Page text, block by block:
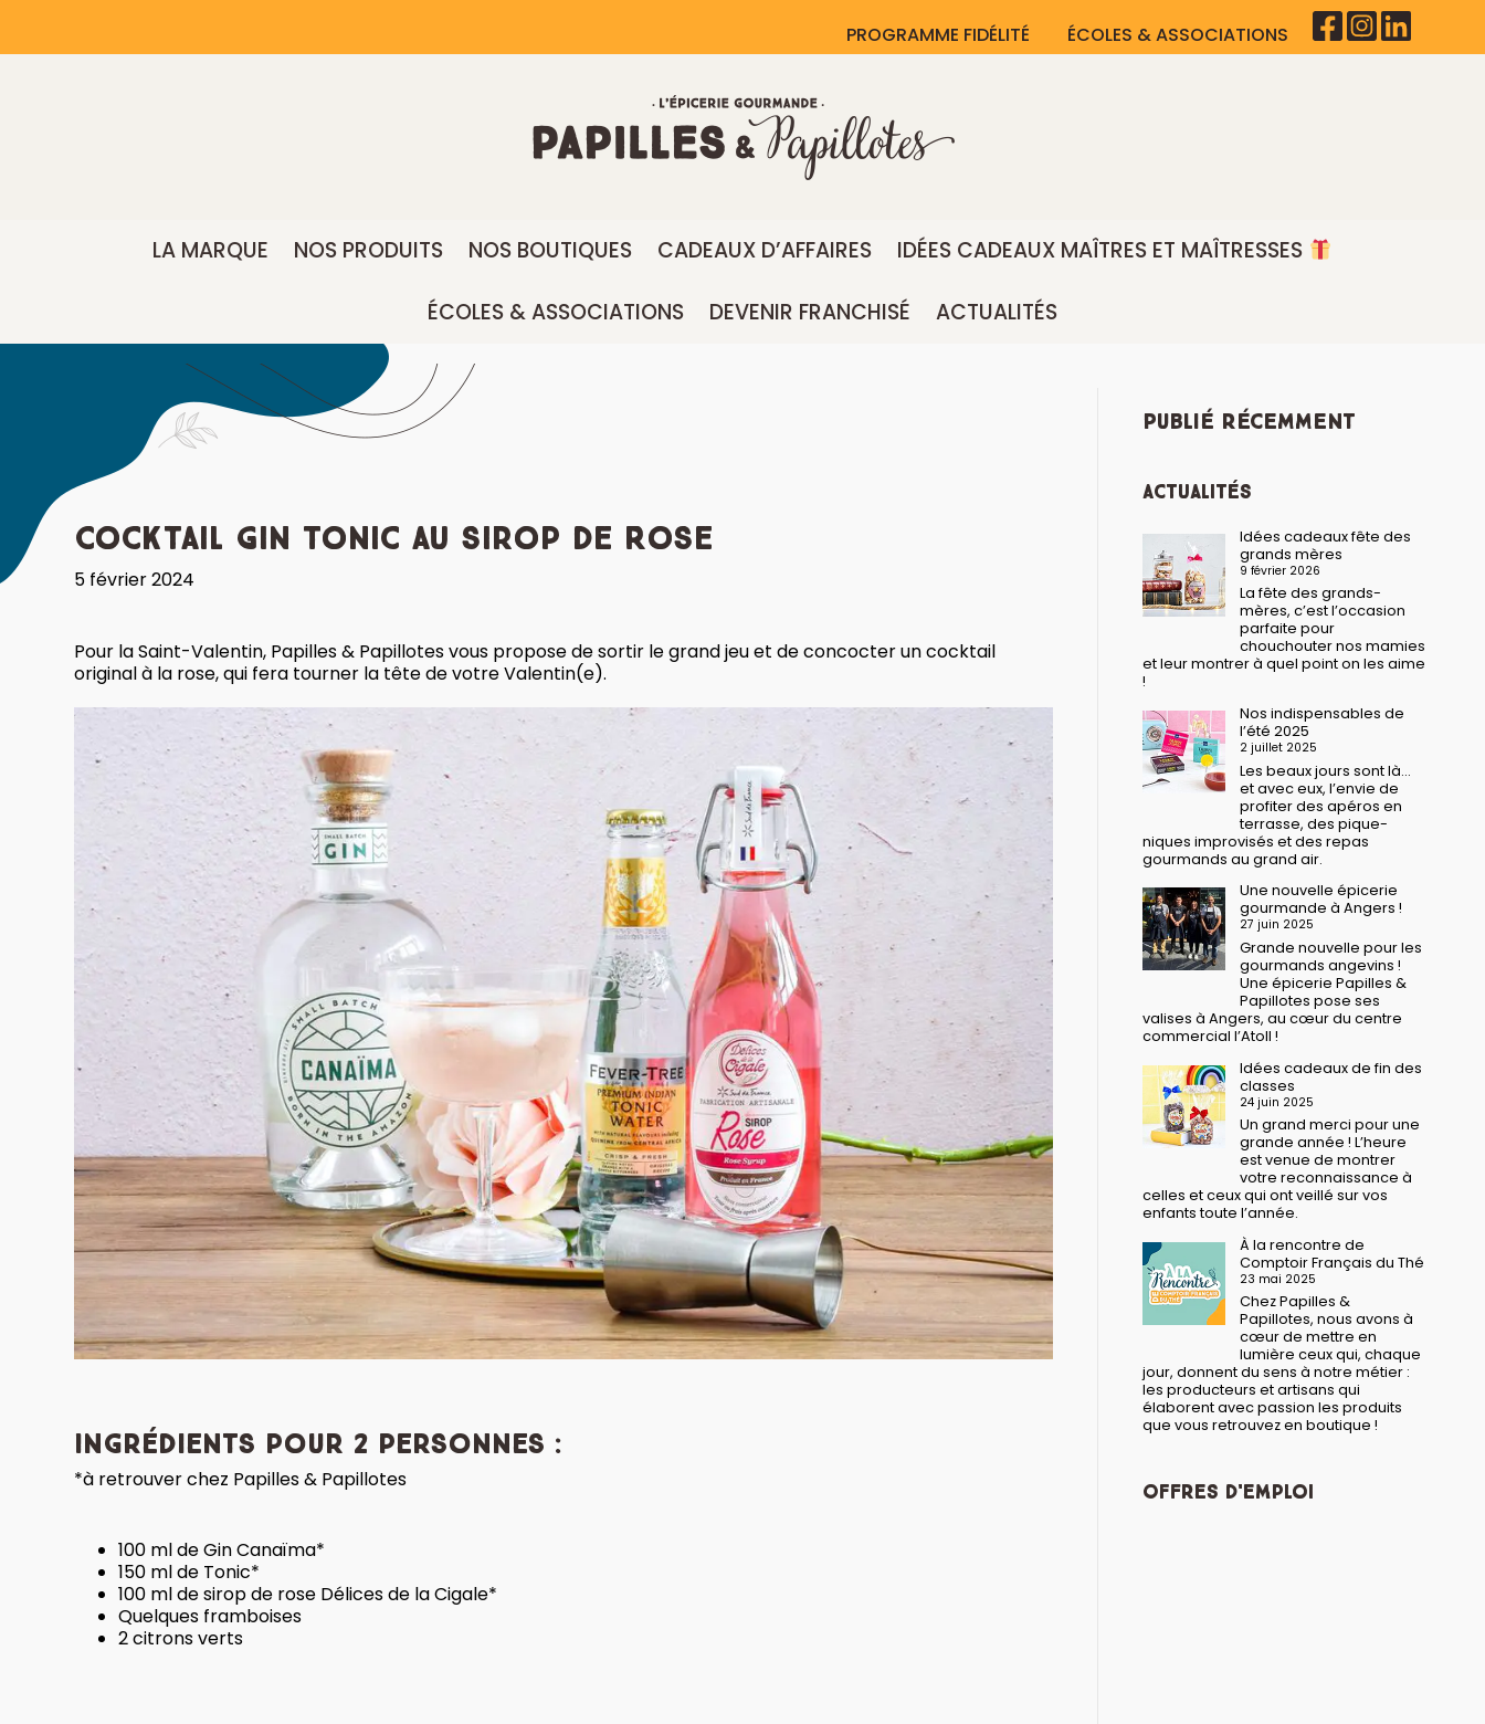
PROGRAMME FIDÉLITÉ ÉCOLES & ASSOCIATIONS
LA MARQUE NOS PRODUITS NOS BOUTIQUES CADEAUX D’AFFAIRES IDÉES CADEAUX MAÎTRES ET MAÎTRESSES
ÉCOLES & ASSOCIATIONS DEVENIR FRANCHISÉ ACTUALITÉS
Cocktail Gin Tonic au sirop de Rose
5 février 2024
Pour la Saint-Valentin, Papilles & Papillotes vous propose de sortir le grand jeu et de concocter un cocktail
original à la rose, qui fera tourner la tête de votre Valentin(e).
Ingrédients pour 2 personnes :
*à retrouver chez Papilles & Papillotes
100 ml de Gin Canaïma*
150 ml de Tonic*
100 ml de sirop de rose Délices de la Cigale*
Quelques framboises
2 citrons verts
Publié récemment
Actualités
Idées cadeaux fête des
grands mères
9 février 2026
La fête des grands-
mères, c’est l’occasion
parfaite pour
chouchouter nos mamies
et leur montrer à quel point on les aime
!
Nos indispensables de
l’été 2025
2 juillet 2025
Les beaux jours sont là…
et avec eux, l’envie de
profiter des apéros en
terrasse, des pique-
niques improvisés et des repas
gourmands au grand air.
Une nouvelle épicerie
gourmande à Angers !
27 juin 2025
Grande nouvelle pour les
gourmands angevins !
Une épicerie Papilles &
Papillotes pose ses
valises à Angers, au cœur du centre
commercial l’Atoll !
Idées cadeaux de fin des
classes
24 juin 2025
Un grand merci pour une
grande année ! L’heure
est venue de montrer
votre reconnaissance à
celles et ceux qui ont veillé sur vos
enfants toute l’année.
À la rencontre de
Comptoir Français du Thé
23 mai 2025
Chez Papilles &
Papillotes, nous avons à
cœur de mettre en
lumière ceux qui, chaque
jour, donnent du sens à notre métier :
les producteurs et artisans qui
élaborent avec passion les produits
que vous retrouvez en boutique !
Offres d'emploi